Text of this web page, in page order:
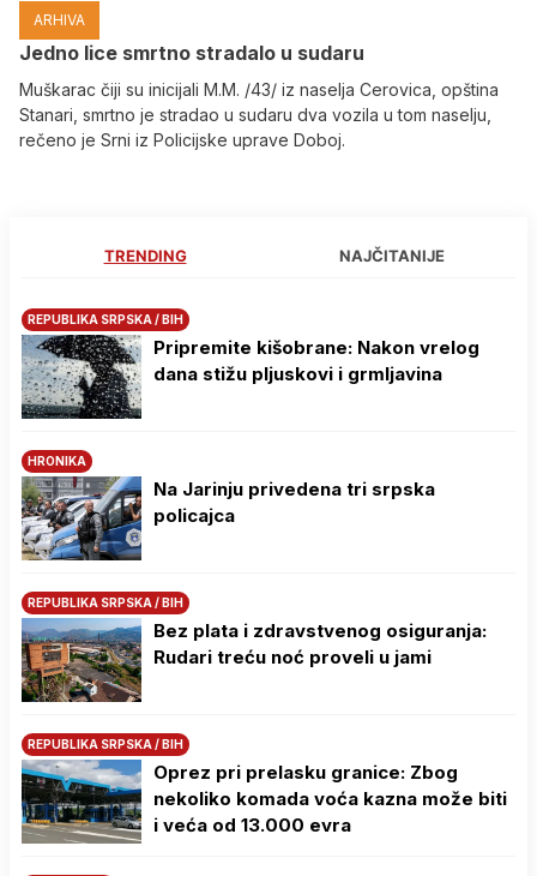
ARHIVA
Јedno lice smrtno stradalo u sudaru
Muškarac čiji su inicijali M.M. /43/ iz naselja Cerovica, opština
Stanari, smrtno je stradao u sudaru dva vozila u tom naselju,
rečeno je Srni iz Policijske uprave Doboj.
TRENDING NAJČITANIJE
REPUBLIKA SRPSKA / BIH
Pripremite kišobrane: Nakon vrelog
dana stižu pljuskovi i grmljavina
HRONIKA
Na Јarinju privedena tri srpska
policajca
REPUBLIKA SRPSKA / BIH
Bez plata i zdravstvenog osiguranja:
Rudari treću noć proveli u jami
REPUBLIKA SRPSKA / BIH
Oprez pri prelasku granice: Zbog
nekoliko komada voća kazna može biti
i veća od 13.000 evra